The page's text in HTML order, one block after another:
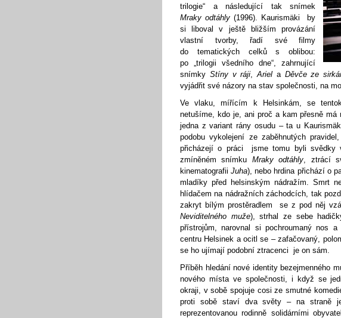
trilogie“ a následující tak snímek
Mraky odtáhly (1996). Kaurismäki by
si liboval v ještě bližším provázání
vlastní tvorby, řadí své filmy
do tematických celků s oblibou:
po „trilogii všedního dne“, zahrnující
snímky Stíny v ráji,Ariel a Děvče ze
vyjádřit své názory na stav společnosti, na
Ve vlaku, mířícím k Helsinkám, se
netušíme, kdo je, ani proč a kam přesně má
jedna z variant rány osudu – ta u
podobu vykolejení ze zaběhnutých
přicházejí o práci jsme tomu byli
zmíněném snímku Mraky odtáhly, ztrácí
kinematografiiJuha), nebo hrdina přichází o
mladíky před helsinským nádražím. Smrt
hlídačem na nádražních záchodcích, tak
zakryt bílým prostěradlem se z pod něj
Neviditelného muže), strhal ze sebe
přístrojům, narovnal si pochroumaný nos
centru Helsinek a ocitl se – zafačovaný,
se ho ujímají podobní ztracenci je on sám.
Příběh hledání nové identity bezejmenného
nového místa ve společnosti, i když se
okraji, v sobě spojuje cosi ze smutné
proti sobě staví dva světy – na straně
reprezentovanou rodinně solidárními